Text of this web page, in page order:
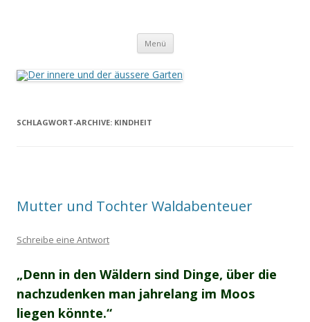
Menü Zum
springen
SCHLAGWORT-ARCHIVE: KINDHEIT
Mutter und Tochter Waldabenteuer
Schreibe eine Antwort
„Denn in den Wäldern sind Dinge, über die
nachzudenken man jahrelang im Moos
liegen könnte.“